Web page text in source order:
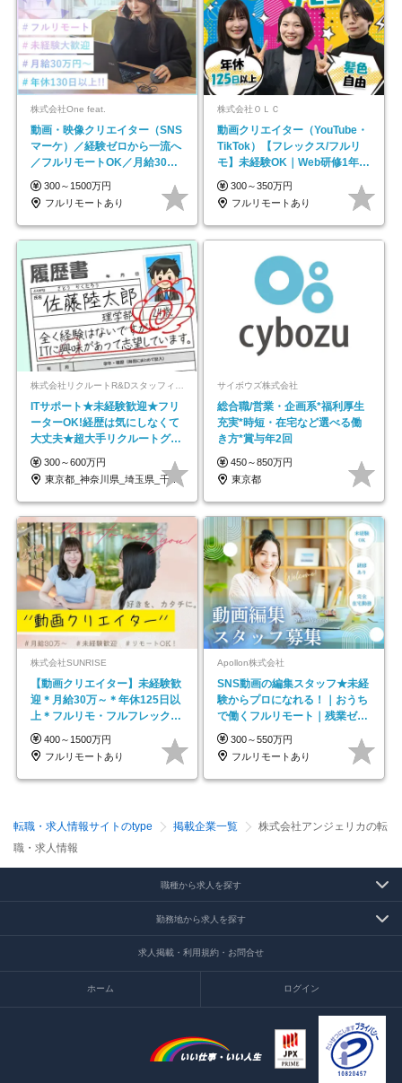
株式会社One feat.
動画・映像クリエイター（SNS
マーケ）／経験ゼロから一流へ
／フルリモートOK／月給30万
円～／年休130日以上
300～1500万円
フルリモートあり
株式会社ＯＬＣ
動画クリエイター（YouTube・
TikTok）【フレックス/フルリ
モ】未経験OK｜Web研修1年間
｜副業OK
300～350万円
フルリモートあり
株式会社リクルートR&Dスタッフィング【リクルートグループ】
ITサポート★未経験歓迎★フリ
ーターOK!経歴は気にしなくて
大丈夫★超大手リクルートグル
ープの正社員/sg
300～600万円
東京都_神奈川県_埼玉県_千葉県_大阪府…
サイボウズ株式会社
総合職/営業・企画系*福利厚生
充実*時短・在宅など選べる働
き方*賞与年2回
450～850万円
東京都
株式会社SUNRISE
【動画クリエイター】未経験歓
迎＊月給30万～＊年休125日以
上＊フルリモ・フルフレックス
◆10名の採用が決定◆
400～1500万円
フルリモートあり
Apollon株式会社
SNS動画の編集スタッフ★未経
験からプロになれる！｜おうち
で働くフルリモート｜残業ゼロ
で18時退勤◎
300～550万円
フルリモートあり
転職・求人情報サイトのtype 掲載企業一覧
株式会社アンジェリカの転
職・求人情報
職種から求人を探す
勤務地から求人を探す
求人掲載・利用規約・お問合せ
ホーム ログイン